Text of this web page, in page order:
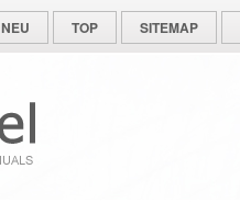
NEU TOP SITEMAP